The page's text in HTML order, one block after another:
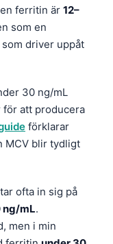
ferritin är 12–
som en
driver uppåt
30 ng/mL
för att producera
förklarar
MCV blir tydligt
ofta in sig på
ng/mL.
men i min